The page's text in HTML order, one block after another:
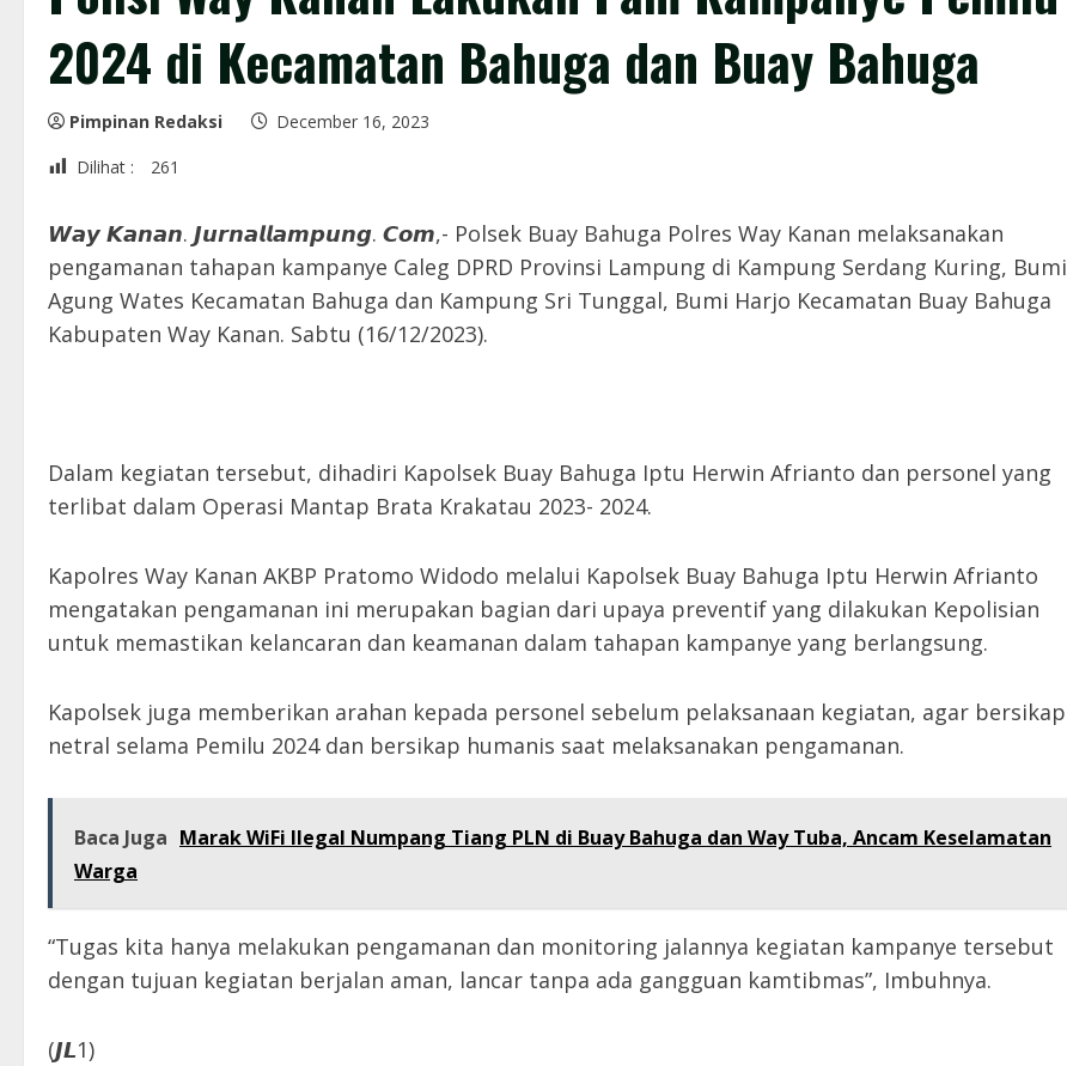
2024 di Kecamatan Bahuga dan Buay Bahuga
Pimpinan Redaksi
December 16, 2023
Dilihat :
261
𝙒𝙖𝙮 𝙆𝙖𝙣𝙖𝙣. 𝙅𝙪𝙧𝙣𝙖𝙡𝙡𝙖𝙢𝙥𝙪𝙣𝙜. 𝘾𝙤𝙢,- Polsek Buay Bahuga Polres Way Kanan melaksanakan
pengamanan tahapan kampanye Caleg DPRD Provinsi Lampung di Kampung Serdang Kuring, Bumi
Agung Wates Kecamatan Bahuga dan Kampung Sri Tunggal, Bumi Harjo Kecamatan Buay Bahuga
Kabupaten Way Kanan. Sabtu (16/12/2023).
Dalam kegiatan tersebut, dihadiri Kapolsek Buay Bahuga Iptu Herwin Afrianto dan personel yang
terlibat dalam Operasi Mantap Brata Krakatau 2023- 2024.
Kapolres Way Kanan AKBP Pratomo Widodo melalui Kapolsek Buay Bahuga Iptu Herwin Afrianto
mengatakan pengamanan ini merupakan bagian dari upaya preventif yang dilakukan Kepolisian
untuk memastikan kelancaran dan keamanan dalam tahapan kampanye yang berlangsung.
Kapolsek juga memberikan arahan kepada personel sebelum pelaksanaan kegiatan, agar bersikap
netral selama Pemilu 2024 dan bersikap humanis saat melaksanakan pengamanan.
Baca Juga Marak WiFi Ilegal Numpang Tiang PLN di Buay Bahuga dan Way Tuba, Ancam Keselamatan
Warga
“Tugas kita hanya melakukan pengamanan dan monitoring jalannya kegiatan kampanye tersebut
dengan tujuan kegiatan berjalan aman, lancar tanpa ada gangguan kamtibmas”, Imbuhnya.
(𝙅𝙇1)